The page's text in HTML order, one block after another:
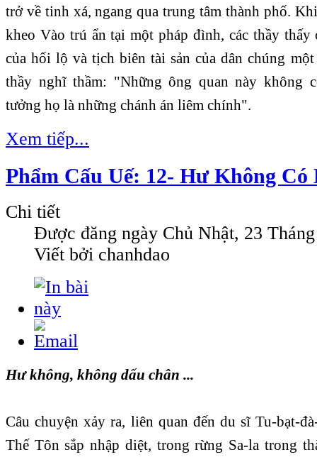
trở về tinh xá, ngang qua trung tâm thành phố.
kheo Vào trú ẩn tại một pháp đình, các thầy thấy
của hối lộ và tịch biên tài sản của dân chúng
thầy nghĩ thầm: "Những ông quan này không
tưởng họ là những chánh án liêm chính".
Xem tiếp...
Phẩm Cấu Uế: 12- Hư Không Có
Chi tiết
Được đăng ngày Chủ Nhật, 23
Viết bởi chanhdao
Hư không, không dấu chân ...
Câu chuyện xảy ra, liên quan đến du sĩ Tu-bạt-
Thế Tôn sắp nhập diệt, trong rừng Sa-la trong